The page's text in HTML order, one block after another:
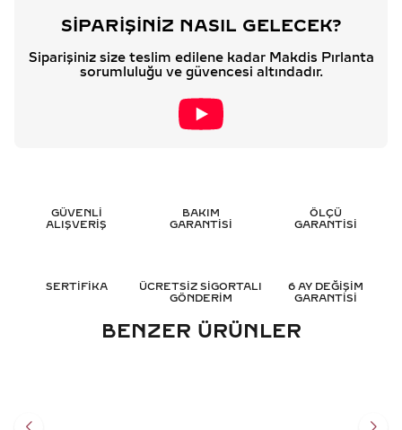
SIPARIŞINIZ NASIL GELECEK?
Siparişiniz size teslim edilene kadar Makdis Pırlanta
sorumluluğu ve güvencesi altındadır.
GÜVENLİ
ALIŞVERİŞ
BAKIM
GARANTİSİ
ÖLÇÜ
GARANTİSİ
SERTİFİKA
ÜCRETSİZ SİGORTALI
GÖNDERİM
6 AY DEĞİŞİM
GARANTİSİ
BENZER ÜRÜNLER